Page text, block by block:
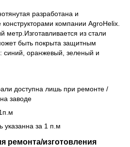
разработана и
конструкторами компании AgroHelix.
метр.Изготавливается из стали
быть покрыта защитным
синий, оранжевый, зеленый и
доступна лишь при ремонте /
заводе
указанна за 1 п.м
ремонта/изготовления